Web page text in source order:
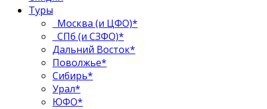
Туры
Москва (и ЦФО)*
СПб (и СЗФО)*
Дальний Восток*
Поволжье*
Сибирь*
Урал*
ЮФО*